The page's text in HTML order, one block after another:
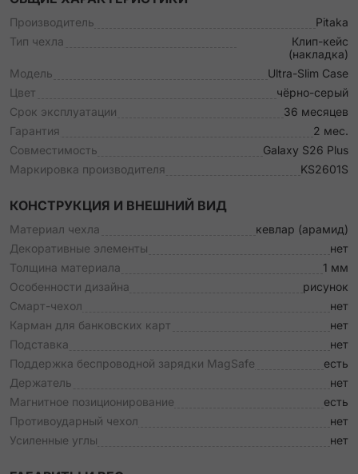
Производитель
Pitaka
Тип чехла
Клип-кейс
(накладка)
Модель
Ultra-Slim Case
Цвет
чёрно-серый
Срок эксплуатации
36 месяцев
Гарантия
2 мес.
Совместимость
Galaxy S26 Plus
Маркировка производителя
KS2601S
КОНСТРУКЦИЯ И ВНЕШНИЙ ВИД
Материал чехла
кевлар (арамид)
Декоративные элементы
нет
Толщина материала
1 мм
Особенности дизайна
рисунок
Смарт-чехол
нет
Карман для банковских карт
нет
Подставка
нет
Поддержка беспроводной зарядки MagSafe
есть
Держатель
нет
Магнитное позиционирование
есть
Противоударный чехол
нет
Усиленные углы
нет